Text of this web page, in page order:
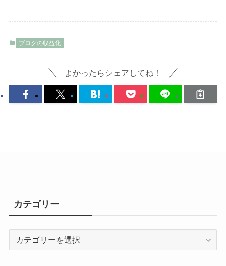
ブログの収益化
よかったらシェアしてね！
カテゴリー